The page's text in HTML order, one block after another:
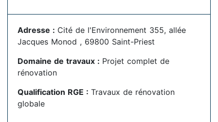
Adresse : Cité de l'Environnement 355, allée
Jacques Monod , 69800 Saint-Priest
Domaine de travaux : Projet complet de
rénovation
Qualification RGE : Travaux de rénovation
globale